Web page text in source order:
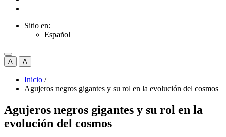
Sitio en:
Español
A A
Inicio /
Agujeros negros gigantes y su rol en la evolución del cosmos
Agujeros negros gigantes y su rol en la
evolución del cosmos